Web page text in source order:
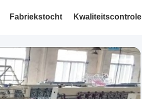
Fabriekstocht Kwaliteitscontrole